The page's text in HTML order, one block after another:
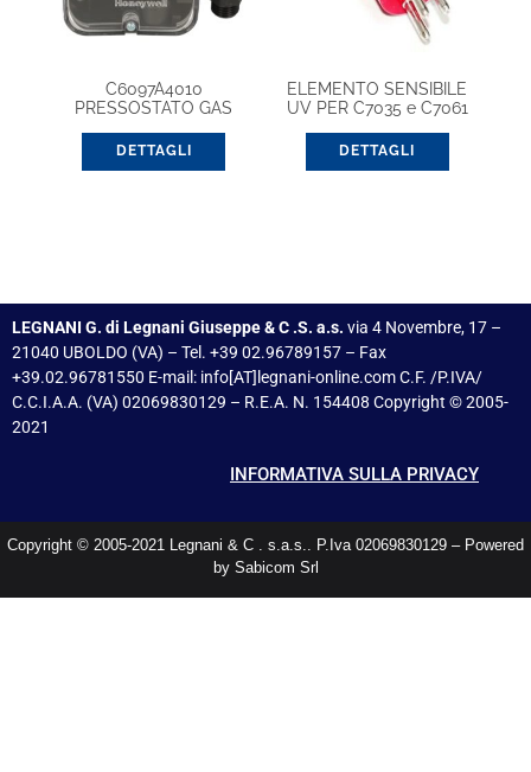
C6097A4010
PRESSOSTATO GAS
DETTAGLI
ELEMENTO SENSIBILE
UV PER C7035 e C7061
DETTAGLI
LEGNANI G. di Legnani Giuseppe & C .S. a.s. via 4 Novembre, 17 –
21040 UBOLDO (VA) – Tel. +39 02.96789157 – Fax
+39.02.96781550 E-mail: info[AT]legnani-online.com C.F. /P.IVA/
C.C.I.A.A. (VA) 02069830129 – R.E.A. N. 154408 Copyright © 2005-
2021
INFORMATIVA SULLA PRIVACY
Copyright © 2005-2021 Legnani & C . s.a.s.. P.Iva 02069830129 – Powered
by Sabicom Srl